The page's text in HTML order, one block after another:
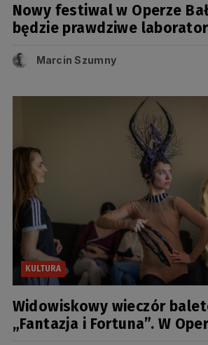
Nowy festiwal w Operze
będzie prawdziwe
Marcin Szumny
KULTURA
Widowiskowy wieczór
„Fantazja i Fortuna”. W